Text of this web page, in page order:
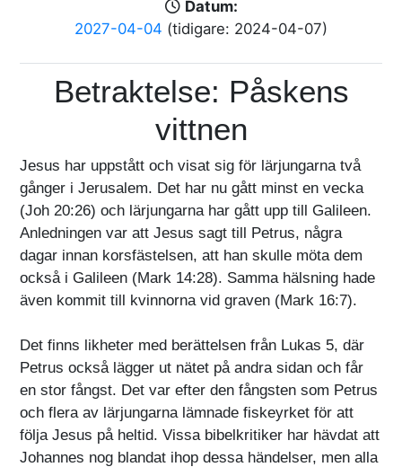
Datum:
2027-04-04 (tidigare: 2024-04-07)
Betraktelse: Påskens
vittnen
Jesus har uppstått och visat sig för lärjungarna två
gånger i Jerusalem. Det har nu gått minst en vecka
(Joh 20:26) och lärjungarna har gått upp till Galileen.
Anledningen var att Jesus sagt till Petrus, några
dagar innan korsfästelsen, att han skulle möta dem
också i Galileen (Mark 14:28). Samma hälsning hade
även kommit till kvinnorna vid graven (Mark 16:7).
Det finns likheter med berättelsen från Lukas 5, där
Petrus också lägger ut nätet på andra sidan och får
en stor fångst. Det var efter den fångsten som Petrus
och flera av lärjungarna lämnade fiskeyrket för att
följa Jesus på heltid. Vissa bibelkritiker har hävdat att
Johannes nog blandat ihop dessa händelser, men alla